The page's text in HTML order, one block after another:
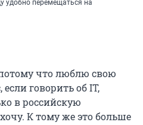
удобно перемещаться на
что люблю свою
если говорить об IT,
в российскую
К тому же это больше